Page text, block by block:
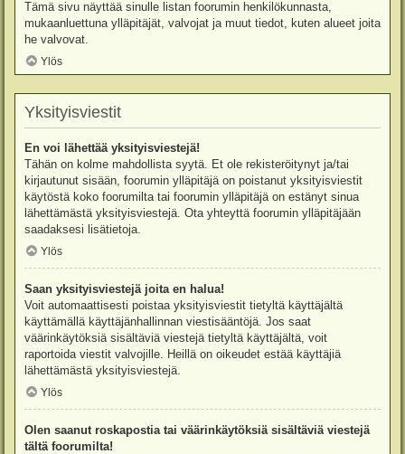
Tämä sivu näyttää sinulle listan foorumin henkilökunnasta,
mukaanluettuna ylläpitäjät, valvojat ja muut tiedot, kuten alueet joita
he valvovat.
Ylös
Yksityisviestit
En voi lähettää yksityisviestejä!
Tähän on kolme mahdollista syytä. Et ole rekisteröitynyt ja/tai
kirjautunut sisään, foorumin ylläpitäjä on poistanut yksityisviestit
käytöstä koko foorumilta tai foorumin ylläpitäjä on estänyt sinua
lähettämästä yksityisviestejä. Ota yhteyttä foorumin ylläpitäjään
saadaksesi lisätietoja.
Ylös
Saan yksityisviestejä joita en halua!
Voit automaattisesti poistaa yksityisviestit tietyltä käyttäjältä
käyttämällä käyttäjänhallinnan viestisääntöjä. Jos saat
väärinkäytöksiä sisältäviä viestejä tietyltä käyttäjältä, voit
raportoida viestit valvojille. Heillä on oikeudet estää käyttäjiä
lähettämästä yksityisviestejä.
Ylös
Olen saanut roskapostia tai väärinkäytöksiä sisältäviä viestejä
tältä foorumilta!